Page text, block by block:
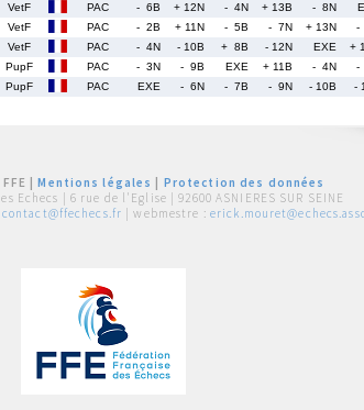
VetF PAC - 6B + 12N - 4N + 13B - 8N
VetF PAC - 2B + 11N - 5B - 7N + 13N -
VetF PAC - 4N - 10B + 8B - 12N EXE +
PupF PAC - 3N - 9B EXE + 11B - 4N -
PupF PAC EXE - 6N - 7B - 9N - 10B -
|Mentions légales
Protection des données
Echecs | 6 rue de l'Eglise | 92600 ASNIERES SUR SEINE
contact@ffechecs.fr | webmestre :